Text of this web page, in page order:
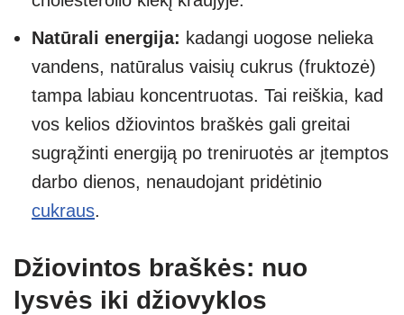
Natūrali energija: kadangi uogose nelieka
vandens, natūralus vaisių cukrus (fruktozė)
tampa labiau koncentruotas. Tai reiškia, kad
vos kelios džiovintos braškės gali greitai
sugrąžinti energiją po treniruotės ar įtemptos
darbo dienos, nenaudojant pridėtinio
cukraus.
Džiovintos braškės: nuo
lysvės iki džiovyklos